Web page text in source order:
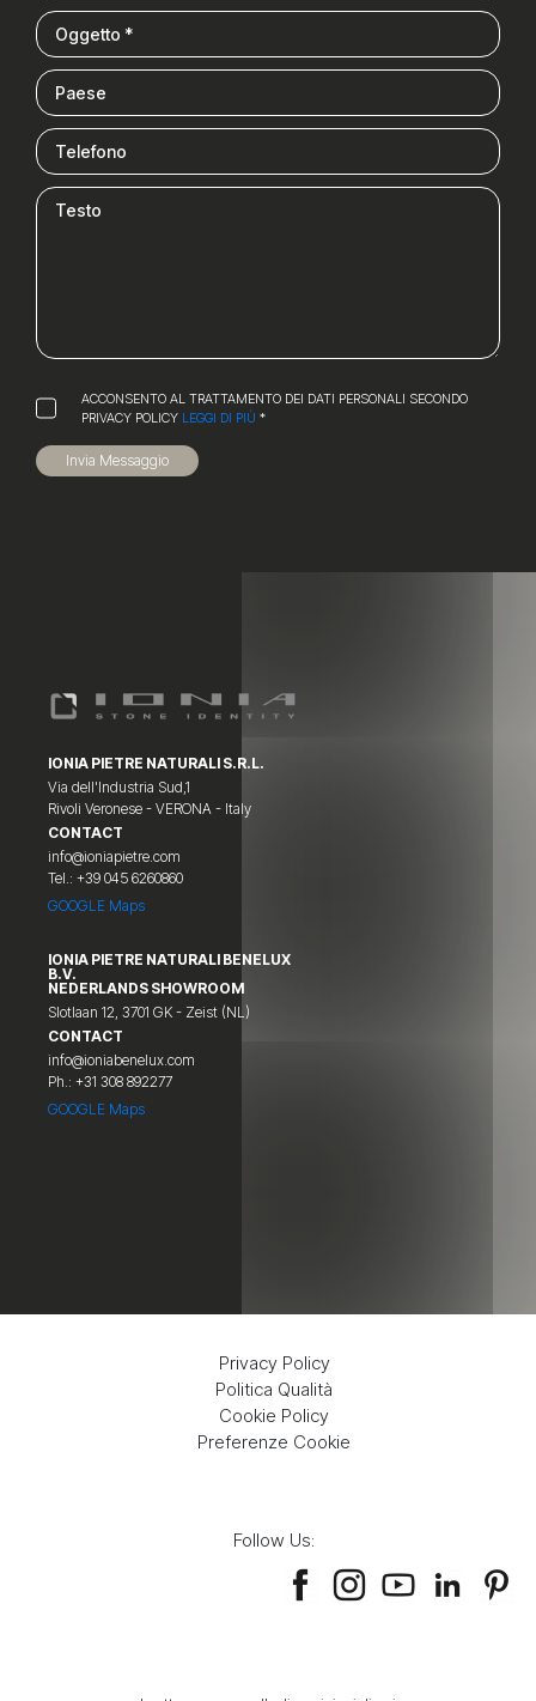
ACCONSENTO AL TRATTAMENTO DEI DATI PERSONALI SECONDO
PRIVACY POLICY LEGGI DI PIÙ *
Invia Messaggio
IONIA PIETRE NATURALI S.R.L.
Via dell'Industria Sud,1
Rivoli Veronese - VERONA - Italy
CONTACT
info@ioniapietre.com
Tel.: +39 045 6260860
GOOGLE Maps
IONIA PIETRE NATURALI BENELUX
B.V.
NEDERLANDS SHOWROOM
Slotlaan 12, 3701 GK - Zeist (NL)
CONTACT
info@ioniabenelux.com
Ph.: +31 308 892277
GOOGLE Maps
Privacy Policy
Politica Qualità
Cookie Policy
Preferenze Cookie
Follow Us: